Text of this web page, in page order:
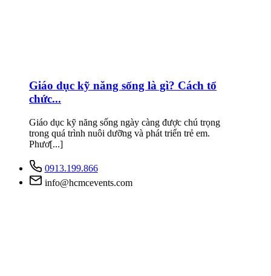
Giáo dục kỹ năng sống là gì? Cách tổ
chức...
Giáo dục kỹ năng sống ngày càng được chú trọng
trong quá trình nuôi dưỡng và phát triển trẻ em.
Phươ[...]
0913.199.866
info@hcmcevents.com